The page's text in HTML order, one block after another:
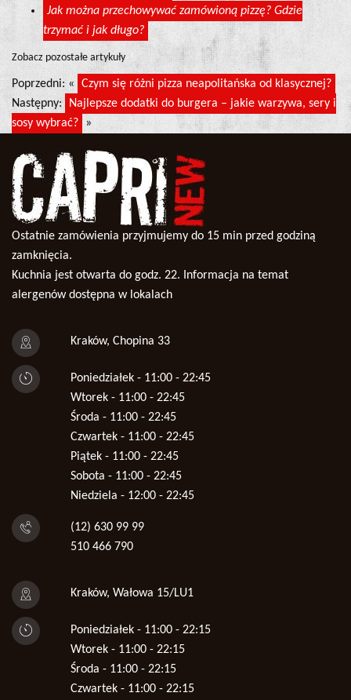
Jak można przechowywać zamówioną pizzę? Gdzie
trzymać i jak długo?
Zobacz pozostałe artykuły
Poprzedni: «
Czym się różni pizza neapolitańska od klasycznej?
Następny:
Najlepsze dodatki do burgera – jakie warzywa, sery i
sosy wybrać?
»
Ostatnie zamówienia przyjmujemy do 15 min przed godziną
zamknięcia.
Kuchnia jest otwarta do godz. 22. Informacja na temat
alergenów dostępna w lokalach
Kraków, Chopina 33
Poniedziałek - 11:00 - 22:45
Wtorek - 11:00 - 22:45
Środa - 11:00 - 22:45
Czwartek - 11:00 - 22:45
Piątek - 11:00 - 22:45
Sobota - 11:00 - 22:45
Niedziela - 12:00 - 22:45
(12) 630 99 99
510 466 790
Kraków, Wałowa 15/LU1
Poniedziałek - 11:00 - 22:15
Wtorek - 11:00 - 22:15
Środa - 11:00 - 22:15
Czwartek - 11:00 - 22:15